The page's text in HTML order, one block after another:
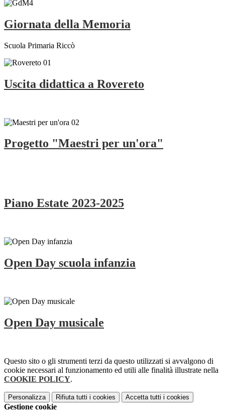
Giornata della Memoria
Scuola Primaria Riccò
Uscita didattica a Rovereto
Progetto "Maestri per un'ora"
Piano Estate 2023-2025
Open Day scuola infanzia
Open Day musicale
Questo sito o gli strumenti terzi da questo utilizzati si avvalgono di
cookie necessari al funzionamento ed utili alle finalità illustrate nella
COOKIE POLICY.
Personalizza Rifiuta tutti i cookies Accetta tutti i cookies
Gestione cookie